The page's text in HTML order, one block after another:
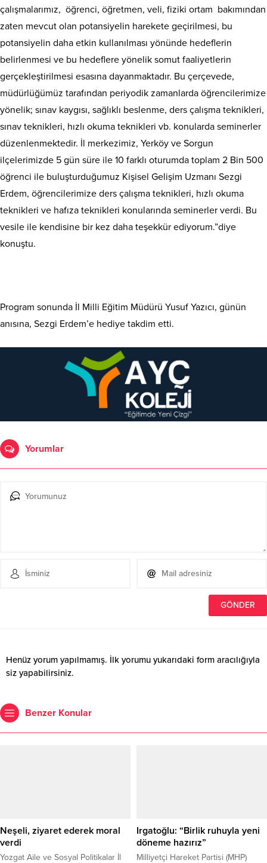
çalışmalarımız, öğrenci, öğretmen, veli, fiziki ortam bakımından
zaten mevcut olan potansiyelin harekete geçirilmesi, bu
potansiyelin daha etkin kullanılması yönünde hedeflerin
belirlenmesi ve bu hedeflere yönelik somut faaliyetlerin
gerçekleştirilmesi esasına dayanmaktadır. Bu çerçevede,
müdürlüğümüz tarafından periyodik zamanlarda öğrencilerimize
yönelik; sınav kaygısı, sağlıklı beslenme, ders çalışma teknikleri,
sınav teknikleri, hızlı okuma teknikleri vb. konularda seminerler
düzenlenmektedir. İl merkezimiz, Yerköy ve Sorgun
ilçelerimizde 5 gün süre ile 10 farklı oturumda toplam 2 Bin 500
öğrenci ile buluşturduğumuz Kişisel Gelişim Uzmanı Sezgi
Erdem, öğrencilerimize ders çalışma teknikleri, hızlı okuma
teknikleri ve hafıza teknikleri konularında seminerler verdi. Bu
vesile ile kendisine bir kez daha teşekkür ediyorum.”diye
konuştu.
Program sonunda İl Milli Eğitim Müdürü Yusuf Yazıcı, günün
anısına, Sezgi Erdem’e hediye takdim etti.
Yorumlar
Henüz yorum yapılmamış. İlk yorumu yukarıdaki form aracılığıyla
siz yapabilirsiniz.
Benzer Konular
Neşeli, ziyaret ederek moral
verdi
Yozgat Aile ve Sosyal Politikalar İl
Irgatoğlu: “Birlik ruhuyla yeni
döneme hazırız”
Milliyetçi Hareket Partisi (MHP)